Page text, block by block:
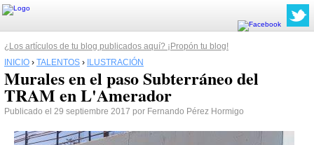
¿Los artículos de tu blog publicados aquí? ¡Propón tu blog!
INICIO › TALENTOS › ILUSTRACIÓN
Murales en el paso Subterráneo del
TRAM en L'Amerador
Publicado el 29 septiembre 2017 por Fernando Pérez Hormigo